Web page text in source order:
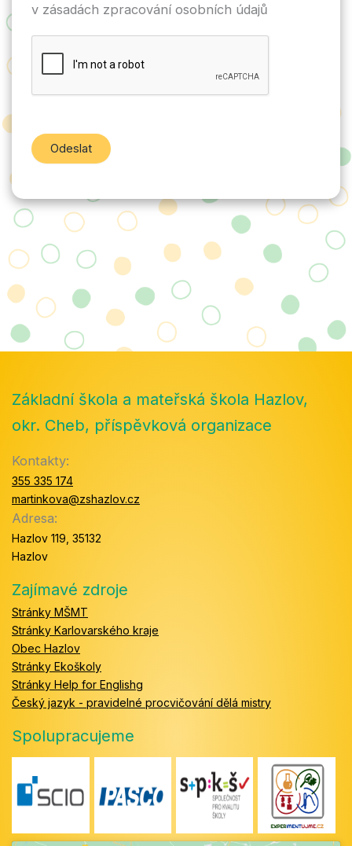
v zásadách zpracování osobních údajů
Základní škola a mateřská škola Hazlov,
okr. Cheb, příspěvková organizace
Kontakty:
355 335 174
martinkova@zshazlov.cz
Adresa:
Hazlov 119, 35132
Hazlov
Zajímavé zdroje
Stránky MŠMT
Stránky Karlovarského kraje
Obec Hazlov
Stránky Ekoškoly
Stránky Help for Englishg
Český jazyk - pravidelné procvičování dělá mistry
Spolupracujeme